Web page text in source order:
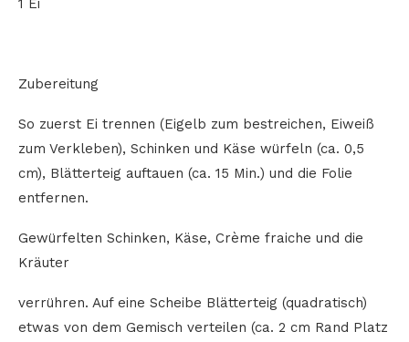
1 Ei
Zubereitung
So zuerst Ei trennen (Eigelb zum bestreichen, Eiweiß
zum Verkleben), Schinken und Käse würfeln (ca. 0,5
cm), Blätterteig auftauen (ca. 15 Min.) und die Folie
entfernen.
Gewürfelten Schinken, Käse, Crème fraiche und die
Kräuter
verrühren. Auf eine Scheibe Blätterteig (quadratisch)
etwas von dem Gemisch verteilen (ca. 2 cm Rand Platz